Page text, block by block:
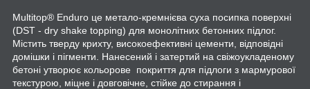
Multitop® Enduro це метало-кремнієва суха посипка поверхні
(DST - dry shake topping) для монолітних бетонних підлог.
Містить тверду крихту, високоефективні цементи, відповідні
домішки і пігменти. Нанесений і затертий на свіжоукладеному
бетоні утворює кольорове покриття для підлоги з мармурової
текстурою, міцне і довговічне, стійке до стирання і